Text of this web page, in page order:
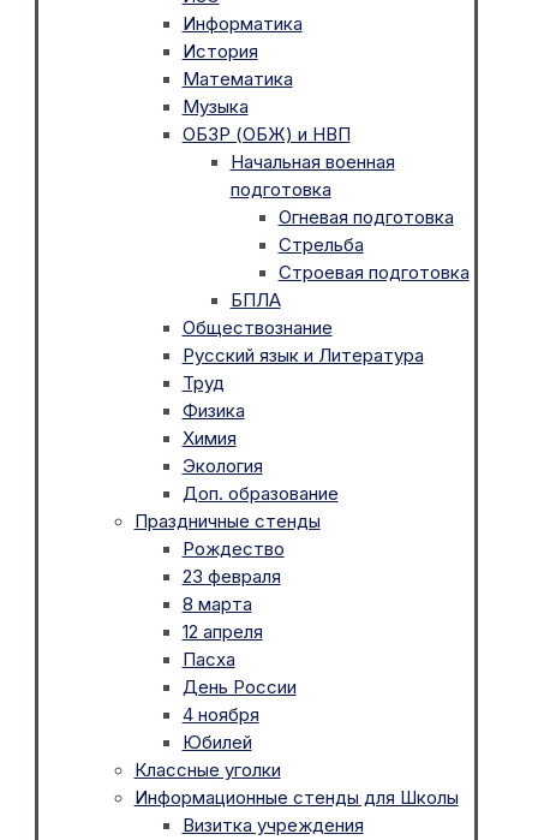
Информатика
История
Математика
Музыка
ОБЗР (ОБЖ) и НВП
Начальная военная
подготовка
Огневая подготовка
Стрельба
Строевая подготовка
БПЛА
Обществознание
Русский язык и Литература
Труд
Физика
Химия
Экология
Доп. образование
Праздничные стенды
Рождество
23 февраля
8 марта
12 апреля
Пасха
День России
4 ноября
Юбилей
Классные уголки
Информационные стенды для Школы
Визитка учреждения